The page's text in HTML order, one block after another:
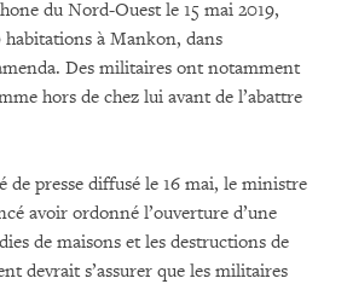
du Nord-Ouest le 15 mai 2019,
à Mankon, dans
Des militaires ont notamment
hors de chez lui avant de l’abattre
de presse diffusé le 16 mai, le ministre
avoir ordonné l’ouverture d’une
de maisons et les destructions de
devrait s’assurer que les militaires